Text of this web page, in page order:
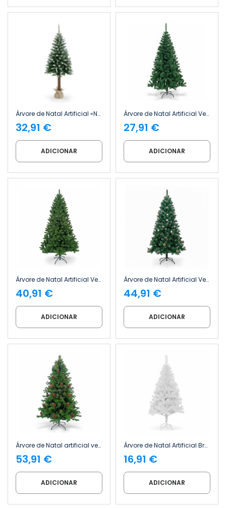
Árvore de Natal Artificial «Nevado Alpes» com Base de Juta, 150 cm Dayron
32,91 €
ADICIONAR
Árvore de Natal Artificial Verde «Quebec» com Base Metálica Dayron
27,91 €
ADICIONAR
Árvore de Natal Artificial Verde do Canadá com Base Metálica Dayron
40,91 €
ADICIONAR
Árvore de Natal Artificial Verde Montreal com Pinhas Decorativas e Base Metálica, 180 cm Dayron
44,91 €
ADICIONAR
Árvore de Natal artificial verde «Otawa» com pinhas decorativas e base metálica Dayron
53,91 €
ADICIONAR
Árvore de Natal Artificial Branca Lapónia com Base Metálica, 150 cm Dayron
16,91 €
ADICIONAR